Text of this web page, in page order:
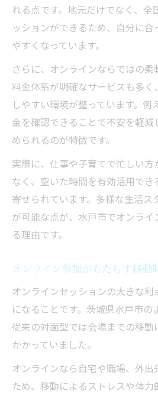
れる点です。地元だけでなく、全
ッションができるため、自分に
やすくなっています。
さらに、オンラインならではの柔
料金体系が明確なサービスも多く
しやすい環境が整っています。例
金を確認できることで不安を軽
められるのが特徴です。
実際に、仕事や子育てで忙しい
なく、空いた時間を有効活用でき
寄せられています。多様な生活ス
が可能な点が、水戸市でオンラ
る理由です。
オンライン参加がもたらす移動
オンラインセッションの大きな
になることです。茨城県水戸市の
従来の対面型では会場までの移
かかっていました。
オンラインなら自宅や職場、外出
ため、移動によるストレスや体